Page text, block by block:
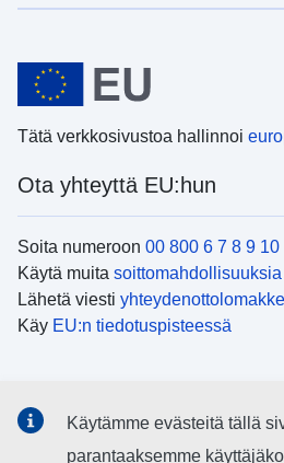
Tätä verkkosivustoa hallinnoi
Ota yhteyttä EU:hun
Soita numeroon 00 800 6 7 8 9 10
Käytä muita soittomahdollisuuksia
Lähetä viesti
Käy EU:n tiedotuspisteessä
sosiaalisessa mediassa
Käytämme evästeitä tällä
parantaaksemme